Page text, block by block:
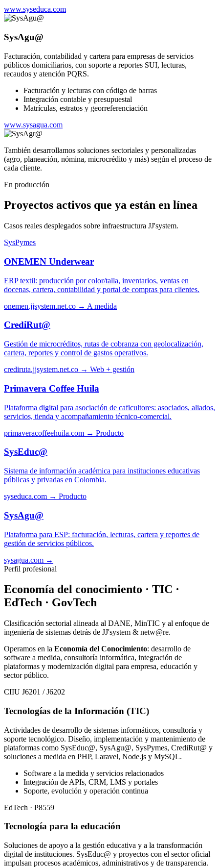
www.syseduca.com
SysAgu@
Facturación, contabilidad y cartera para empresas de servicios
públicos domiciliarios, con soporte a reportes SUI, lecturas,
recaudos y atención PQRS.
Facturación y lecturas con código de barras
Integración contable y presupuestal
Matrículas, estratos y georreferenciación
www.sysagua.com
También desarrollamos soluciones sectoriales y personalizadas
(agro, planeación, nómina, microcrédito y más) según el proceso de
cada cliente.
En producción
Proyectos activos que ya están en línea
Casos reales desplegados sobre infraestructura JJ'system.
SysPymes
ONEMEN Underwear
ERP textil: producción por color/talla, inventarios, ventas en
docenas, cartera, contabilidad y portal de compras para clientes.
onemen.jjsystem.net.co → A medida
CrediRut@
Gestión de microcréditos, rutas de cobranza con geolocalización,
cartera, reportes y control de gastos operativos.
crediruta.jjsystem.net.co → Web + gestión
Primavera Coffee Huila
Plataforma digital para asociación de caficultores: asociados, aliados,
servicios, tienda y acompañamiento técnico-comercial.
primaveracoffeehuila.com → Producto
SysEduc@
Sistema de información académica para instituciones educativas
públicas y privadas en Colombia.
syseduca.com → Producto
SysAgu@
Plataforma para ESP: facturación, lecturas, cartera y reportes de
gestión de servicios públicos.
sysagua.com →
Perfil profesional
Economía del conocimiento · TIC ·
EdTech · GovTech
Clasificación sectorial alineada al DANE, MinTIC y al enfoque de
ingeniería de sistemas detrás de JJ'system & netw@re.
Operamos en la Economía del Conocimiento: desarrollo de
software a medida, consultoría informática, integración de
plataformas y modernización digital para empresa, educación y
sector público.
CIIU J6201 / J6202
Tecnologías de la Información (TIC)
Actividades de desarrollo de sistemas informáticos, consultoría y
soporte tecnológico. Diseño, implementación y mantenimiento de
plataformas como SysEduc@, SysAgu@, SysPymes, CrediRut@ y
soluciones a medida en PHP, Laravel, Node.js y MySQL.
Software a la medida y servicios relacionados
Integración de APIs, CRM, LMS y portales
Soporte, evolución y operación continua
EdTech · P8559
Tecnología para la educación
Soluciones de apoyo a la gestión educativa y a la transformación
digital de instituciones. SysEduc@ y proyectos con el sector oficial
impulsan procesos académicos, administrativos y de transparencia.